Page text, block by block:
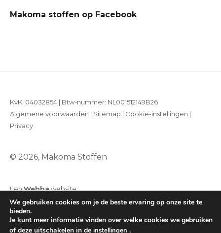
Makoma stoffen op Facebook
© 2026, Makoma Stoffen
KvK: 04032854 | Btw-nummer: NL001512149B26
Algemene voorwaarden | Sitemap | Cookie-instellingen |
Privacy
EenWebbawebsite
We gebruiken cookies om je de beste ervaring op onze site te
bieden.
Je kunt meer informatie vinden over welke cookies we gebruiken
of deze uitschakelen in de instellingen .